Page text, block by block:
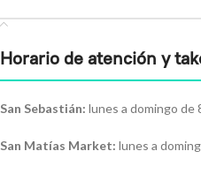
Horario de atención y
San Sebastián: lunes a domingo de
San Matías Market: lunes a